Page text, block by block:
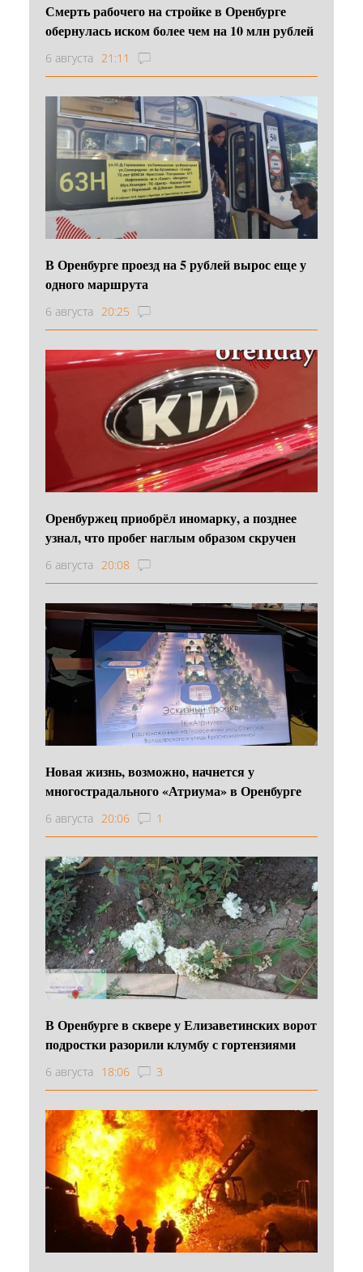
Смерть рабочего на стройке в Оренбурге
обернулась иском более чем на 10 млн рублей
6 августа 21:11
В Оренбурге проезд на 5 рублей вырос еще у
одного маршрута
6 августа 20:25
Оренбуржец приобрёл иномарку, а позднее
узнал, что пробег наглым образом скручен
6 августа 20:08
Новая жизнь, возможно, начнется у
многострадального «Атриума» в Оренбурге
6 августа 20:06 1
В Оренбурге в сквере у Елизаветинских ворот
подростки разорили клумбу с гортензиями
6 августа 18:06 3